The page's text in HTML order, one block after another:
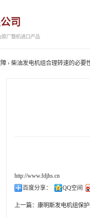
司
厂整机进口产品
› 柴油发电机组合理转速的必要
http://www.fdjhs.cn
百度分享：
QQ空间
上一篇： 康明斯发电机组保